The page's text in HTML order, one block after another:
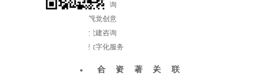
增长咨询
视觉创意
党建咨询
数字化服务
合
资
著
关
联